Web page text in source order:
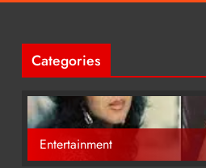
Categories
Entertainment